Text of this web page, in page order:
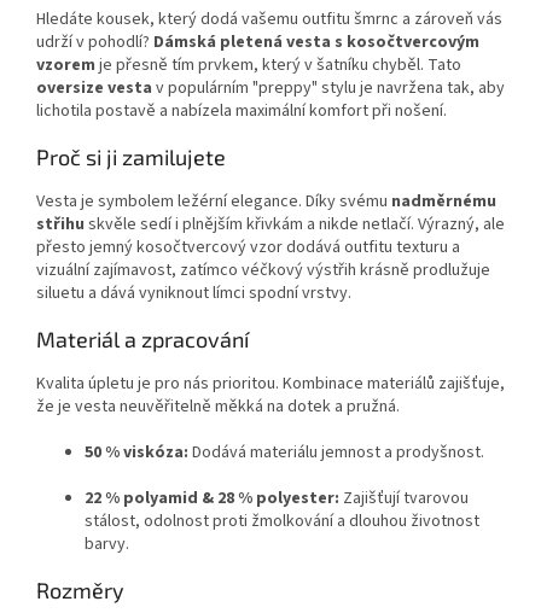
Hledáte kousek, který dodá vašemu outfitu šmrnc a zároveň vás
udrží v pohodlí? Dámská pletená vesta s kosočtvercovým
vzorem je přesně tím prvkem, který v šatníku chyběl. Tato
oversize vesta v populárním "preppy" stylu je navržena tak, aby
lichotila postavě a nabízela maximální komfort při nošení.
Proč si ji zamilujete
Vesta je symbolem ležérní elegance. Díky svému nadměrnému
střihu skvěle sedí i plnějším křivkám a nikde netlačí. Výrazný, ale
přesto jemný kosočtvercový vzor dodává outfitu texturu a
vizuální zajímavost, zatímco véčkový výstřih krásně prodlužuje
siluetu a dává vyniknout límci spodní vrstvy.
Materiál a zpracování
Kvalita úpletu je pro nás prioritou. Kombinace materiálů zajišťuje,
že je vesta neuvěřitelně měkká na dotek a pružná.
50 % viskóza: Dodává materiálu jemnost a prodyšnost.
22 % polyamid & 28 % polyester: Zajišťují tvarovou
stálost, odolnost proti žmolkování a dlouhou životnost
barvy.
Rozměry